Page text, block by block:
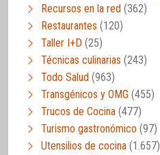
Recursos en la red (362)
Restaurantes (120)
Taller I+D (25)
Técnicas culinarias (243)
Todo Salud (963)
Transgénicos y OMG (455)
Trucos de Cocina (477)
Turismo gastronómico (97)
Utensilios de cocina (1.657)